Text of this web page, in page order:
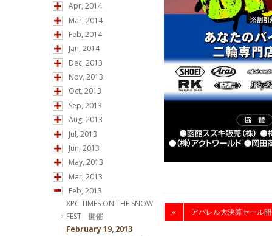
Apr, 2014
Mar, 2014
Feb, 2014
Jan, 2014
Dec, 2013
Nov, 2013
Oct, 2013
Sep, 2013
Aug, 2013
Jul, 2013
Jun, 2013
May, 2013
Mar, 2013
Feb, 2013
XPC TIMES ON THE SNOW
FEST 開催
February 19, 2013
« アパレル大決算セール